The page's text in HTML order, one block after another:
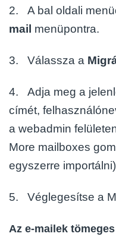
2. A bal oldali
mail menüpontra.
3. Válassza a
4. Adja meg a
címét,
a webadmin
More mailboxes
egyszerre
5. Véglegesítse a
Az e-mailek